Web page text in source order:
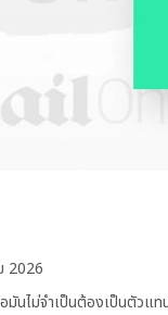
2026
อมันไม่จำเป็นต้องเป็นตัว